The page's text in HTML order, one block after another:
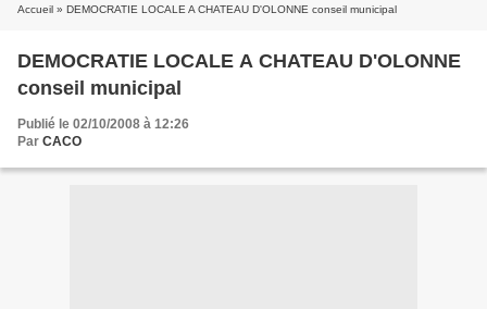
Accueil » DEMOCRATIE LOCALE A CHATEAU D'OLONNE conseil municipal
DEMOCRATIE LOCALE A CHATEAU D'OLONNE
conseil municipal
Publié le 02/10/2008 à 12:26
Par CACO